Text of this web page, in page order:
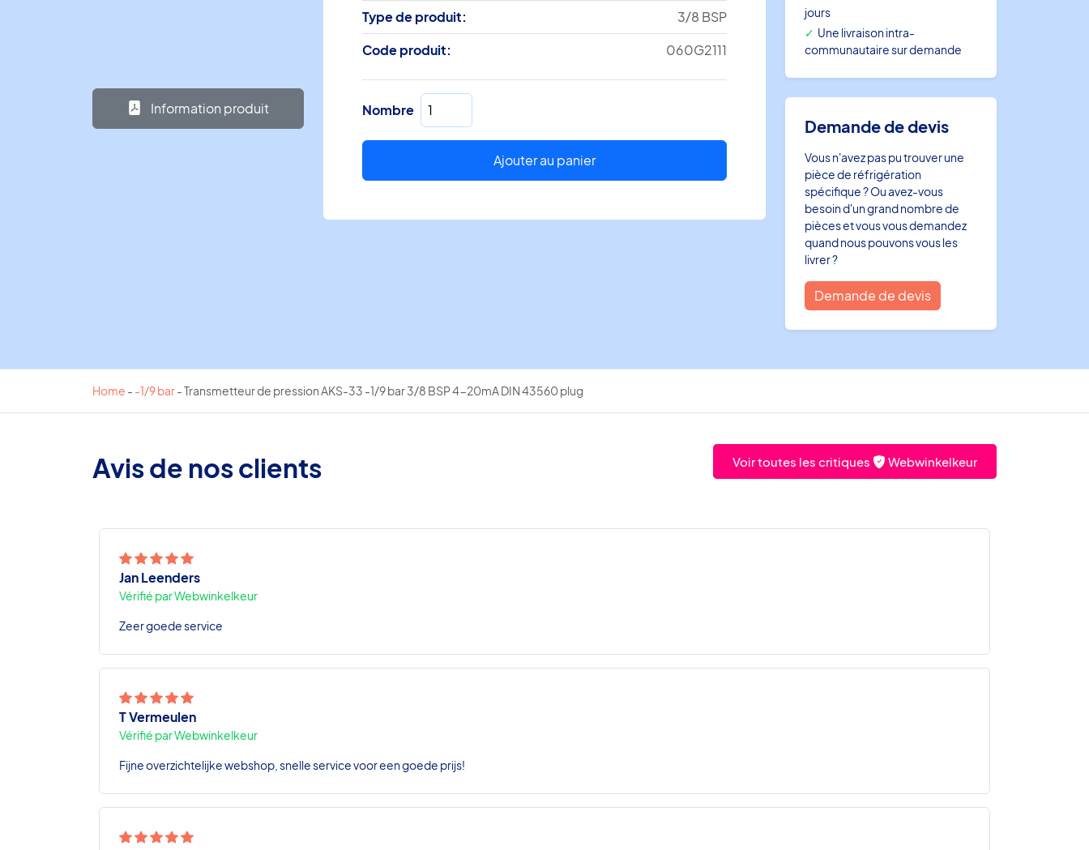
Information produit
Type de produit:
3/8 BSP
Code produit:
060G2111
Nombre quantité
de
Transmetteur
pression
33
43560
plug
Ajouter au panier
jours
Une livraison intra-
communautaire sur demande
Demande de devis
Vous n'avez pas pu trouver une
pièce de réfrigération
spécifique ? Ou avez-vous
besoin d'un grand nombre de
pièces et vous vous demandez
quand nous pouvons vous les
livrer ?
Demande de devis
Home - -1/9 bar-Transmetteur de pression AKS-33 -1/9 bar 3/8 BSP 4-20mA DIN 43560 plug
Avis de nos clients Voir toutes les critiques Webwinkelkeur
Jan Leenders
Vérifié par Webwinkelkeur
Zeer goede service
T Vermeulen
Vérifié par Webwinkelkeur
Fijne overzichtelijke webshop, snelle service voor een goede prijs!